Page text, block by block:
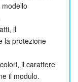
il
la protezione
il carattere
il modulo.